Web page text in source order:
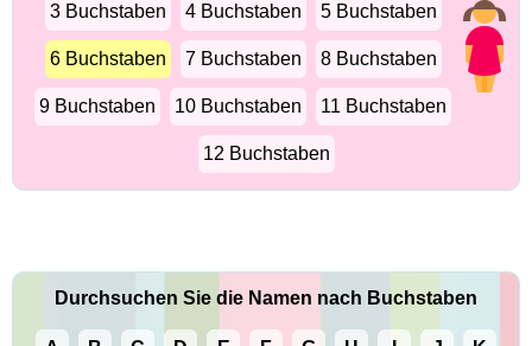
3 Buchstaben 4 Buchstaben 5 Buchstaben
6 Buchstaben 7 Buchstaben 8 Buchstaben
9 Buchstaben 10 Buchstaben 11 Buchstaben
12 Buchstaben
Durchsuchen Sie die Namen nach Buchstaben